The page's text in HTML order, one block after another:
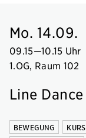
Mo. 14.09.
09.15—10.15 Uhr
1.OG, Raum 102
Line Dance
BEWEGUNG KURS